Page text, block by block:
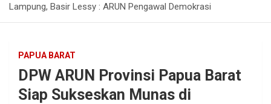
Lampung, Basir Lessy : ARUN Pengawal Demokrasi
PAPUA BARAT
DPW ARUN Provinsi Papua Barat
Siap Sukseskan Munas di